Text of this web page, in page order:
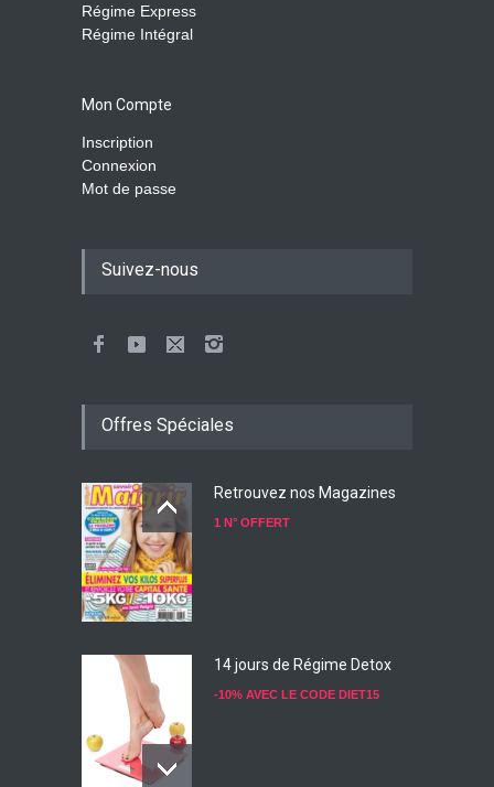
Régime Express
Régime Intégral
Mon Compte
Inscription
Connexion
Mot de passe
Suivez-nous
Offres Spéciales
Retrouvez nos Magazines
1 N° OFFERT
14 jours de Régime Detox
-10% AVEC LE CODE DIET15